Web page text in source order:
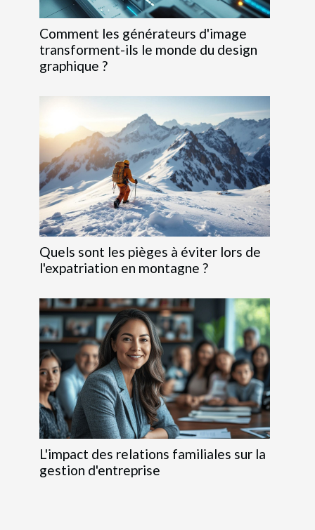
Comment les générateurs d'image
transforment-ils le monde du design
graphique ?
Quels sont les pièges à éviter lors de
l'expatriation en montagne ?
L'impact des relations familiales sur la
gestion d'entreprise